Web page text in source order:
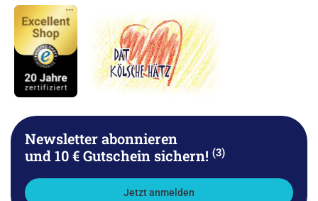
Newsletter abonnieren
und 10 € Gutschein sichern! (3)
Jetzt anmelden